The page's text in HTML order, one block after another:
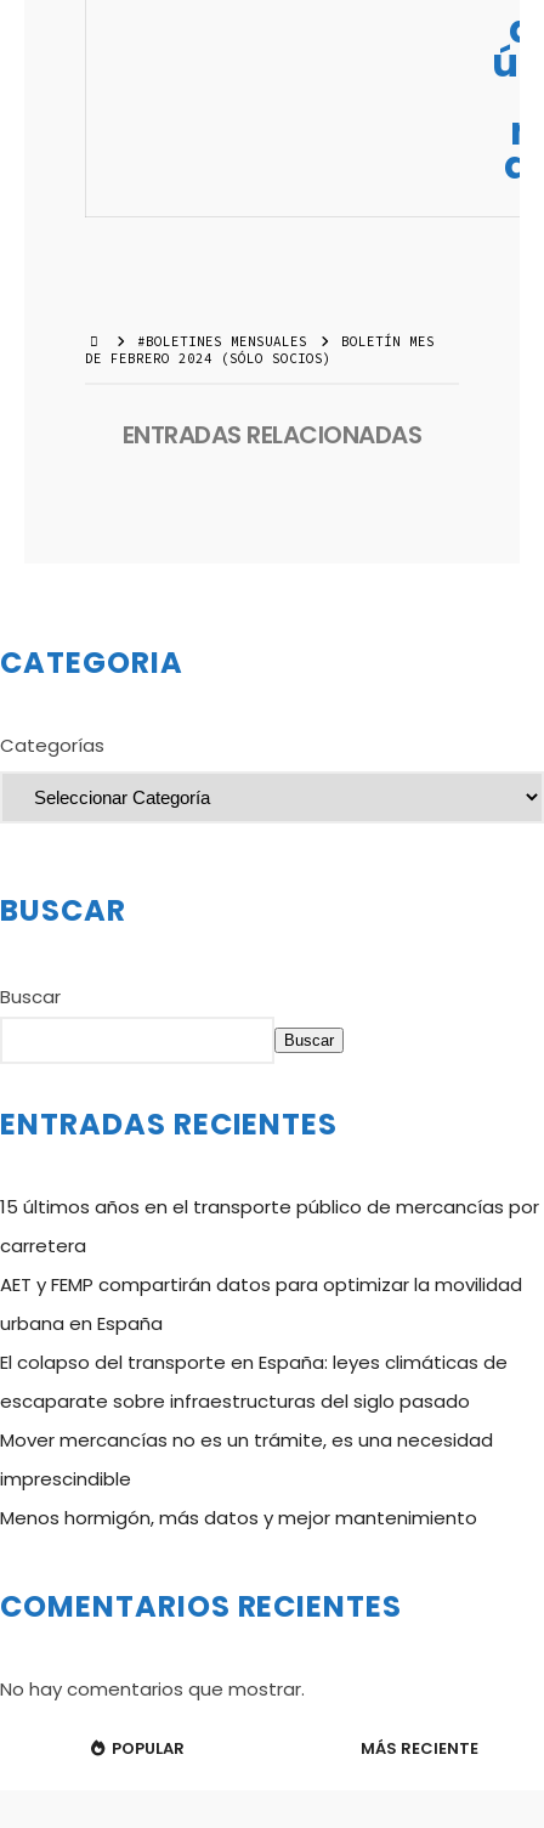
#BOLETINES MENSUALES
BOLETÍN MES
DE FEBRERO 2024 (SÓLO SOCIOS)
ENTRADAS RELACIONADAS
CATEGORIA
Categorías
BUSCAR
Buscar
Buscar
ENTRADAS RECIENTES
15 últimos años en el transporte público de mercancías por
carretera
AET y FEMP compartirán datos para optimizar la movilidad
urbana en España
El colapso del transporte en España: leyes climáticas de
escaparate sobre infraestructuras del siglo pasado
Mover mercancías no es un trámite, es una necesidad
imprescindible
Menos hormigón, más datos y mejor mantenimiento
COMENTARIOS RECIENTES
No hay comentarios que mostrar.
POPULAR MÁS RECIENTE